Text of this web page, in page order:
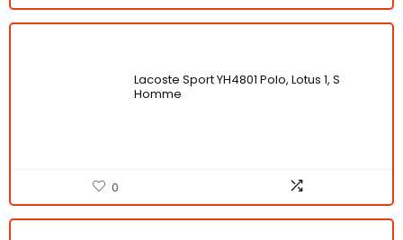
Lacoste Sport YH4801 Polo, Lotus 1, S
Homme
0